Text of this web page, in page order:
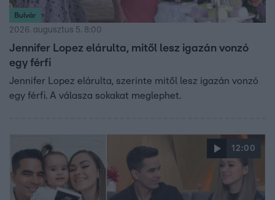
Bulvár
2026. augusztus 5. 8:00
Jennifer Lopez elárulta, mitől lesz igazán vonzó
egy férfi
Jennifer Lopez elárulta, szerinte mitől lesz igazán vonzó
egy férfi. A válasza sokakat meglephet.
12:00